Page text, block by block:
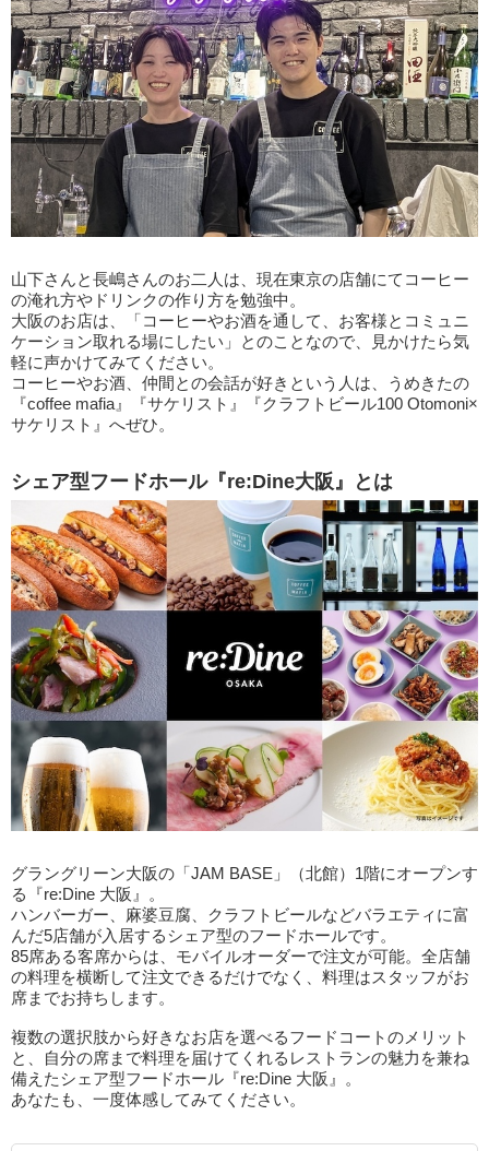
山下さんと長嶋さんのお二人は、現在東京の店舗にてコーヒー
の淹れ方やドリンクの作り方を勉強中。
大阪のお店は、「コーヒーやお酒を通して、お客様とコミュニ
ケーション取れる場にしたい」とのことなので、見かけたら気
軽に声かけてみてください。
コーヒーやお酒、仲間との会話が好きという人は、うめきたの
『coffee mafia』『サケリスト』『クラフトビール100 Otomoni×
サケリスト』へぜひ。
シェア型フードホール『re:Dine大阪』とは
グラングリーン大阪の「JAM BASE」（北館）1階にオープンす
る『re:Dine 大阪』。
ハンバーガー、麻婆豆腐、クラフトビールなどバラエティに富
んだ5店舗が入居するシェア型のフードホールです。
85席ある客席からは、モバイルオーダーで注文が可能。全店舗
の料理を横断して注文できるだけでなく、料理はスタッフがお
席までお持ちします。
複数の選択肢から好きなお店を選べるフードコートのメリット
と、自分の席まで料理を届けてくれるレストランの魅力を兼ね
備えたシェア型フードホール『re:Dine 大阪』。
あなたも、一度体感してみてください。